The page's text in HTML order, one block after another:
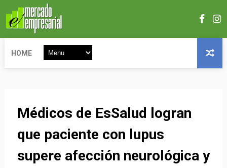
HOME
Médicos de EsSalud logran
que paciente con lupus
supere afección neurológica y